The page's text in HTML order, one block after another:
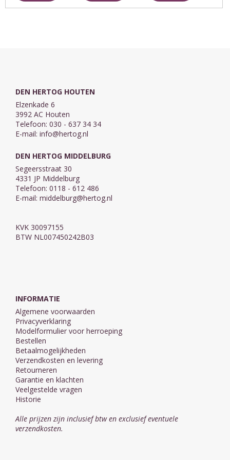
tijden. De
bidden? En hoe
ontkerstende
DEN HERTOG HOUTEN
Elzenkade 6
3992 AC Houten
Telefoon: 030 - 637 34 34
E-mail: info@hertog.nl
DEN HERTOG MIDDELBURG
Segeersstraat 30
4331 JP Middelburg
Telefoon: 0118 - 612 486
E-mail: middelburg@hertog.nl
KVK 30097155
BTW NL007450242B03
INFORMATIE
Algemene voorwaarden
Privacyverklaring
Modelformulier voor herroeping
Bestellen
Betaalmogelijkheden
Verzendkosten en levering
Retourneren
Garantie en klachten
Veelgestelde vragen
Historie
Alle prijzen zijn inclusief btw en exclusief eventuele
verzendkosten.